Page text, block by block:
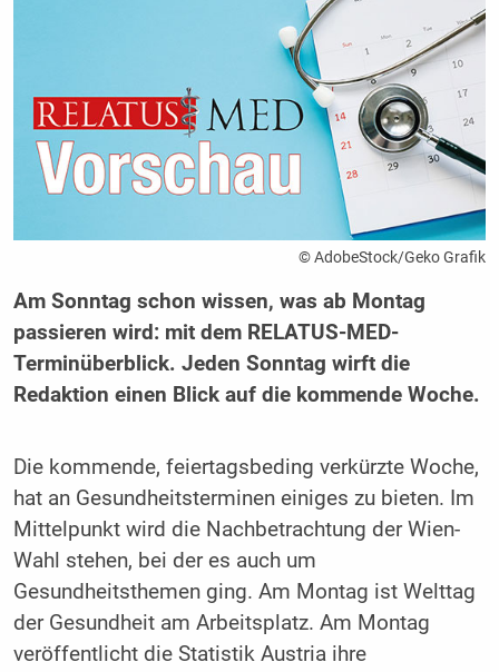
© AdobeStock/Geko Grafik
Am Sonntag schon wissen, was ab Montag
passieren wird: mit dem RELATUS-MED-
Terminüberblick. Jeden Sonntag wirft die
Redaktion einen Blick auf die kommende Woche.
Die kommende, feiertagsbeding verkürzte Woche,
hat an Gesundheitsterminen einiges zu bieten. Im
Mittelpunkt wird die Nachbetrachtung der Wien-
Wahl stehen, bei der es auch um
Gesundheitsthemen ging. Am Montag ist Welttag
der Gesundheit am Arbeitsplatz. Am Montag
veröffentlicht die Statistik Austria ihre